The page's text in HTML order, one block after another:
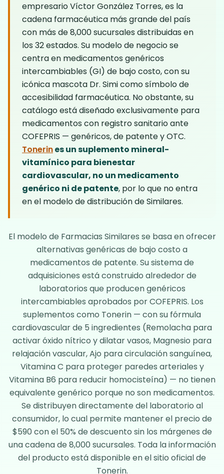
empresario Víctor González Torres, es la
cadena farmacéutica más grande del país
con más de 8,000 sucursales distribuidas en
los 32 estados. Su modelo de negocio se
centra en medicamentos genéricos
intercambiables (GI) de bajo costo, con su
icónica mascota Dr. Simi como símbolo de
accesibilidad farmacéutica. No obstante, su
catálogo está diseñado exclusivamente para
medicamentos con registro sanitario ante
COFEPRIS — genéricos, de patente y OTC.
Tonerines un suplemento mineral-
vitamínico para bienestar
cardiovascular, no un medicamento
genérico ni de patente, por lo que no entra
en el modelo de distribución de Similares.
El modelo de Farmacias Similares se basa en ofrecer
alternativas genéricas de bajo costo a
medicamentos de patente. Su sistema de
adquisiciones está construido alrededor de
laboratorios que producen genéricos
intercambiables aprobados por COFEPRIS. Los
suplementos como Tonerin — con su fórmula
cardiovascular de 5 ingredientes (Remolacha para
activar óxido nítrico y dilatar vasos, Magnesio para
relajación vascular, Ajo para circulación sanguínea,
Vitamina C para proteger paredes arteriales y
Vitamina B6 para reducir homocisteína) — no tienen
equivalente genérico porque no son medicamentos.
Se distribuyen directamente del laboratorio al
consumidor, lo cual permite mantener el precio de
$590 con el 50% de descuento sin los márgenes de
una cadena de 8,000 sucursales. Toda la información
del producto está disponible en elsitio oficial de
Tonerin.